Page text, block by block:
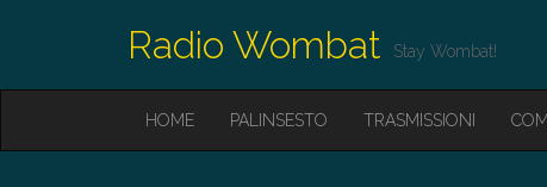
Radio Wombat Stay Wombat!
MHOME PALINSESTO TRASMISSIONI